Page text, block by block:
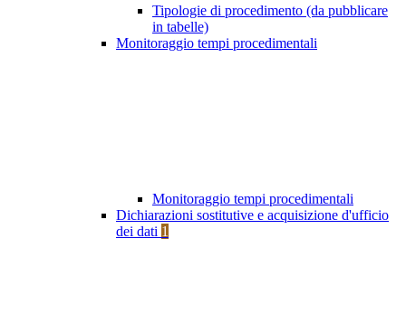
Tipologie di procedimento (da pubblicare
in tabelle)
Monitoraggio tempi procedimentali
Monitoraggio tempi procedimentali
Dichiarazioni sostitutive e acquisizione d'ufficio
dei dati 1